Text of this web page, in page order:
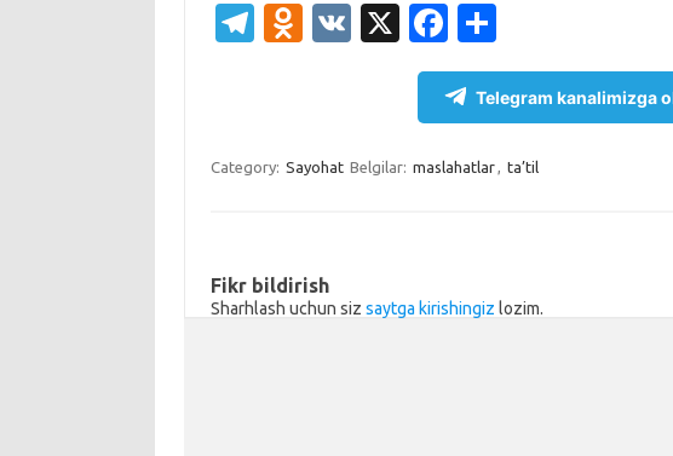
T
a
O
kl
ik
V
X
Fa
c
e
o
h
ar
Telegram kanalimizga
Category: Sayohat Belgilar: maslahatlar, ta’til
Fikr bildirish
Sharhlash uchun siz saytga kirishingiz lozim.